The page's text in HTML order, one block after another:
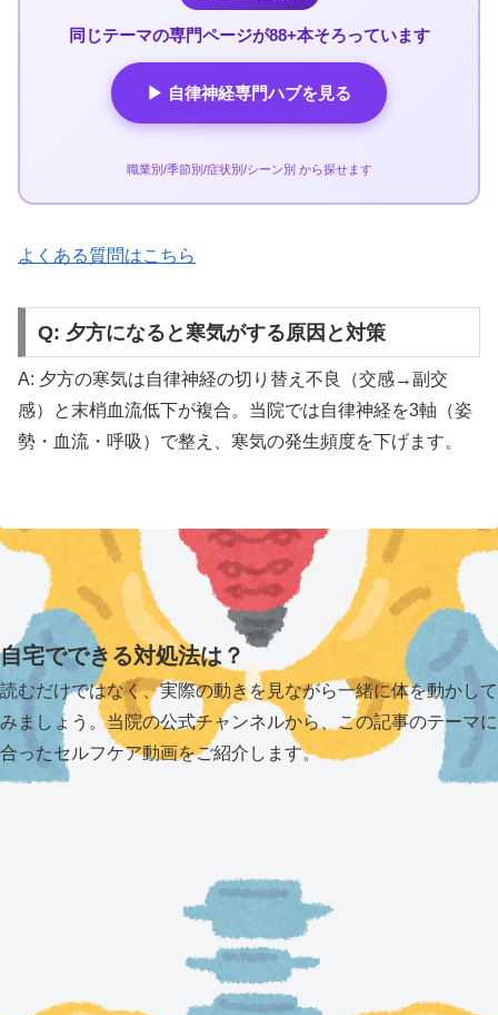
同じテーマの専門ページが88+本そろっています
▶ 自律神経専門ハブを見る
職業別/季節別/症状別/シーン別 から探せます
よくある質問はこちら
Q: 夕方になると寒気がする原因と対策
A: 夕方の寒気は自律神経の切り替え不良（交感→副交
感）と末梢血流低下が複合。当院では自律神経を3軸（姿
勢・血流・呼吸）で整え、寒気の発生頻度を下げます。
自宅でできる対処法は？
読むだけではなく、実際の動きを見ながら一緒に体を動かして
みましょう。当院の公式チャンネルから、この記事のテーマに
合ったセルフケア動画をご紹介します。